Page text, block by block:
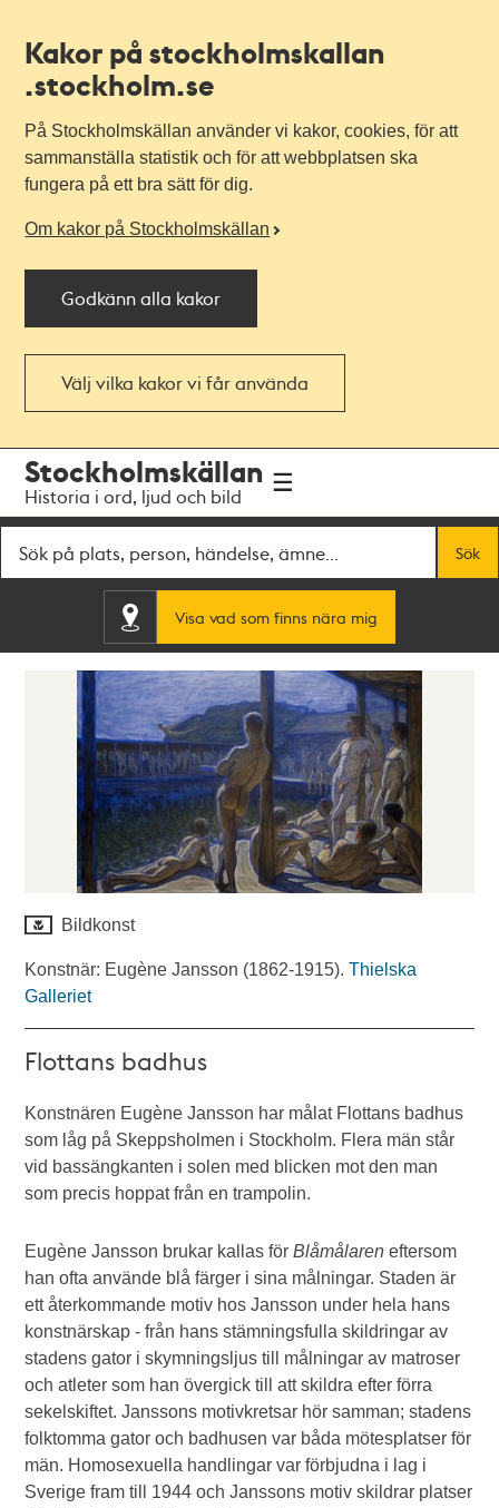
Kakor på stockholmskallan
.stockholm.se
På Stockholmskällan använder vi kakor, cookies, för att
sammanställa statistik och för att webbplatsen ska
fungera på ett bra sätt för dig.
Om kakor på Stockholmskällan
Godkänn alla kakor
Välj vilka kakor vi får använda
navigationen
huvudinnehållet
Stockholmskällan
Historia i ord, ljud och bild
Sök
Visa vad som finns nära mig
Bildkonst
Konstnär: Eugène Jansson (1862-1915).Thielska
Galleriet
Flottans badhus
Konstnären Eugène Jansson har målat Flottans badhus
som låg på Skeppsholmen i Stockholm. Flera män står
vid bassängkanten i solen med blicken mot den man
som precis hoppat från en trampolin.
Eugène Jansson brukar kallas förBlåmålareneftersom
han ofta använde blå färger i sina målningar. Staden är
ett återkommande motiv hos Jansson under hela hans
konstnärskap - från hans stämningsfulla skildringar av
stadens gator i skymningsljus till målningar av matroser
och atleter som han övergick till att skildra efter förra
sekelskiftet. Janssons motivkretsar hör samman; stadens
folktomma gator och badhusen var båda mötesplatser för
män. Homosexuella handlingar var förbjudna i lag i
Sverige fram till 1944 och Janssons motiv skildrar platser